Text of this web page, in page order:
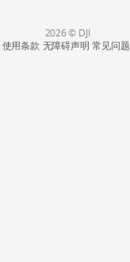
2026 © DJI
使用条款 无障碍声明 常见问题